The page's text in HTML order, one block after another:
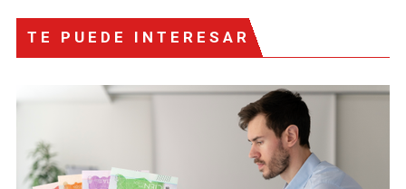
TE PUEDE INTERESAR